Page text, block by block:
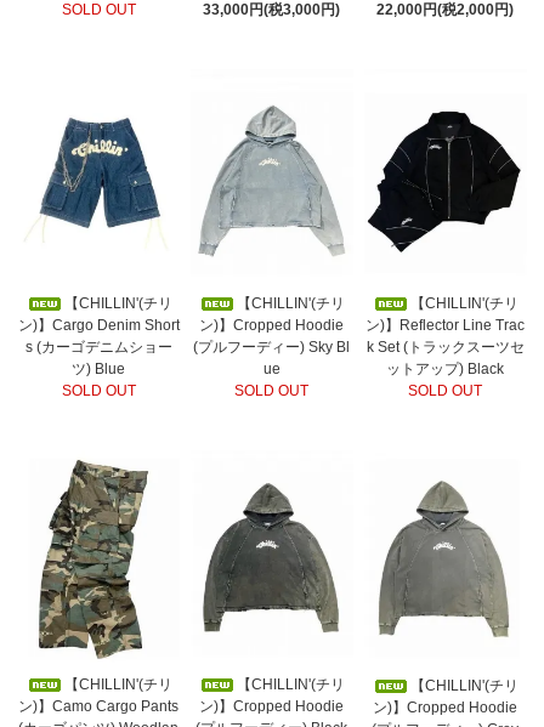
SOLD OUT
33,000円(税3,000円)
22,000円(税2,000円)
【CHILLIN'(チリ
ン)】Cargo Denim Short
s (カーゴデニムショー
ツ) Blue
SOLD OUT
【CHILLIN'(チリ
ン)】Cropped Hoodie
(プルフーディー) Sky Bl
ue
SOLD OUT
【CHILLIN'(チリ
ン)】Reflector Line Trac
k Set (トラックスーツセ
ットアップ) Black
SOLD OUT
【CHILLIN'(チリ
ン)】Camo Cargo Pants
【CHILLIN'(チリ
ン)】Cropped Hoodie
【CHILLIN'(チリ
ン)】Cropped Hoodie